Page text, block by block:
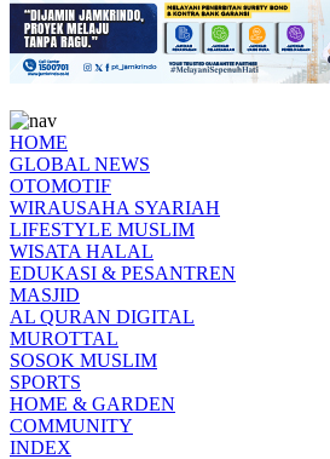
HOME
GLOBAL NEWS
OTOMOTIF
WIRAUSAHA SYARIAH
LIFESTYLE MUSLIM
WISATA HALAL
EDUKASI & PESANTREN
MASJID
AL QURAN DIGITAL
MUROTTAL
SOSOK MUSLIM
SPORTS
HOME & GARDEN
COMMUNITY
INDEX